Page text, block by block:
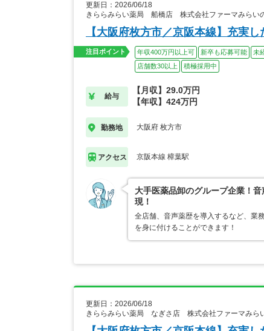
更新日：2026/06/18
きららみらい薬局 船橋店 株式会社ファーマみらい
【大阪府枚方市／京阪本線】充実
注目ポイント 年収400万円以上可 新卒も応募可能 未
店舗数30以上
積極採用中
給与
【月収】29.0万円
【年収】424万円
勤務地 大阪府 枚方市
アクセス 京阪本線 樟葉駅
大手医薬品卸のグループ企業！
現！
全店舗、音声薬歴を導入するなど、業
を身に付けることができます！
更新日：2026/06/18
きららみらい薬局 なぎさ店 株式会社ファーマみら